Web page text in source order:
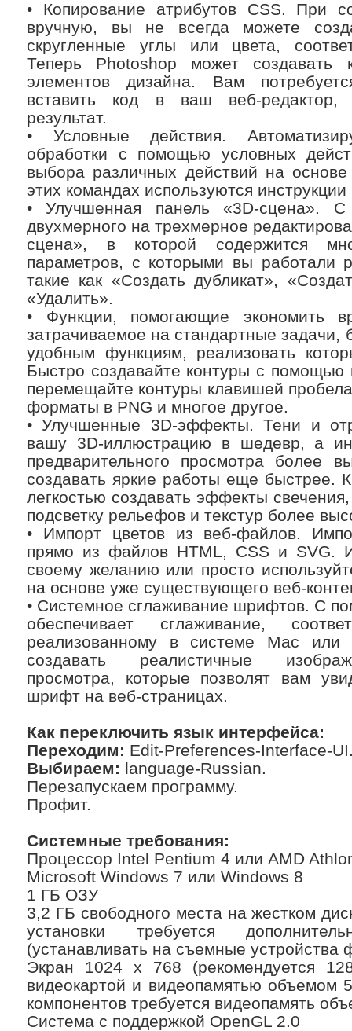
• Копирование атрибутов CSS. При
вручную, вы не всегда можете
скругленные углы или цвета,
Теперь Photoshop может создавать
элементов дизайна. Вам
вставить код в ваш веб-редактор,
результат.
• Условные действия.
обработки с помощью условных
выбора различных действий на
этих командах используются
• Улучшенная панель «3D-сцена». С
двухмерного на трехмерное
сцена», в которой содержится
параметров, с которыми вы работали
такие как «Создать дубликат»,
«Удалить».
• Функции, помогающие экономить
затрачиваемое на стандартные задачи,
удобным функциям, реализовать
Быстро создавайте контуры с
перемещайте контуры клавишей
форматы в PNG и многое другое.
• Улучшенные 3D-эффекты. Тени и
вашу 3D-иллюстрацию в шедевр, а
предварительного просмотра более
создавать яркие работы еще быстрее.
легкостью создавать эффекты
подсветку рельефов и текстур более
• Импорт цветов из веб-файлов.
прямо из файлов HTML, CSS и SVG.
своему желанию или просто
на основе уже существующего веб-
• Системное сглаживание шрифтов. С
обеспечивает сглаживание,
реализованному в системе Mac
создавать реалистичные
просмотра, которые позволят вам
шрифт на веб-страницах.
Как переключить язык интерфейса:
Переходим: Edit-Preferences-Interface-
Выбираем: language-Russian.
Перезапускаем программу.
Профит.
Системные требования:
Процессор Intel Pentium 4 или AMD
Microsoft Windows 7 или Windows 8
1 ГБ ОЗУ
3,2 ГБ свободного места на жестком
установки требуется
(устанавливать на съемные устройства
Экран 1024 x 768 (рекомендуется
видеокартой и видеопамятью объемом
компонентов требуется видеопамять
Система с поддержкой OpenGL 2.0